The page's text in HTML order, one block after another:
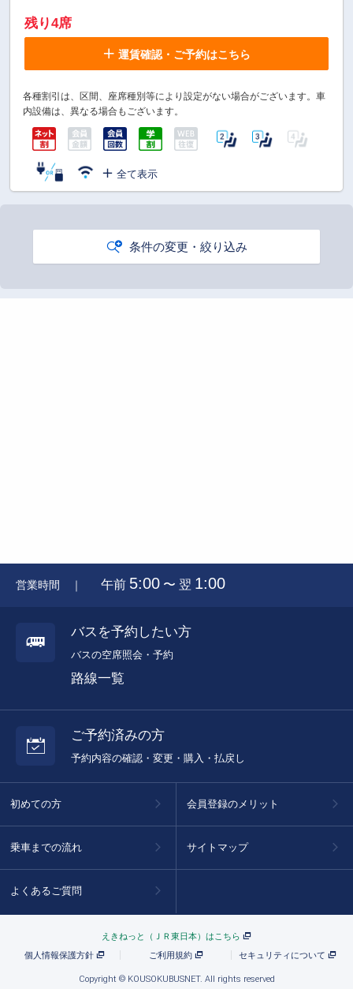
残り4席
運賃確認・ご予約はこちら
各種割引は、区間、座席種別等により設定がない場合がございます。車
内設備は、異なる場合もございます。
全て表示
条件の変更・絞り込み
営業時間 ｜ 午前 5:00 〜 翌 1:00
バスを予約したい方
バスの空席照会・予約
路線一覧
ご予約済みの方
予約内容の確認・変更・購入・払戻し
初めての方
乗車までの流れ
よくあるご質問
会員登録のメリット
サイトマップ
えきねっと（ＪＲ東日本）はこちら
個人情報保護方針
ご利用規約 セキュリティについて
Copyright © KOUSOKUBUSNET. All rights reserved